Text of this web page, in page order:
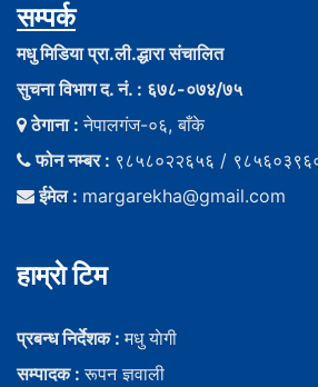
सम्पर्क
मधु मिडिया प्रा.ली.द्धारा संचालित
सुचना विभाग द. नं. : ६७८-०७४/७५
ठेगाना :नेपालगंज-०६, बाँके
फोन नम्बर : ९८५८०२२६५६ /
ईमेल : margarekha@gmail.com
हाम्राे टिम
प्रबन्ध निर्देशक :मधु याेगी
सम्पादक :रूपन ज्ञवाली